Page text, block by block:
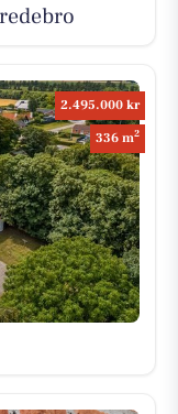
2.495.000 kr
336 m2